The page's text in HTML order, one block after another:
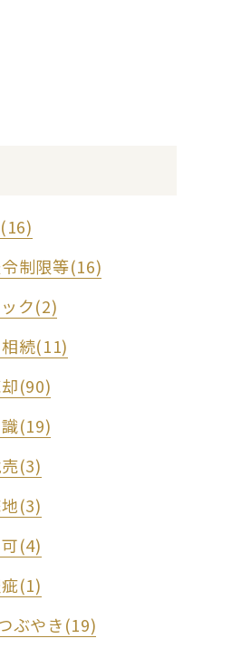
制限等(16)
ク(2)
続(11)
(90)
(19)
(3)
(3)
(4)
(1)
ぶやき(19)